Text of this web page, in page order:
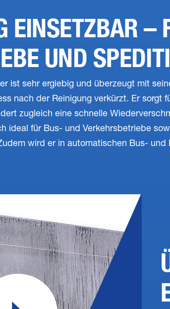
EINSETZBAR –
UND
ist sehr ergiebig und überzeugt mit
nach der Reinigung verkürzt. Er sorgt
zugleich eine schnelle
ideal für Bus- und Verkehrsbetriebe
wird er in automatischen Bus-